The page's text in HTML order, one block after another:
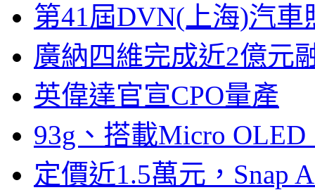
第41屆DVN(上海)汽
廣納四維完成近2億元
英偉達官宣CPO量產
93g、搭載Micro
定價近1.5萬元，Snap